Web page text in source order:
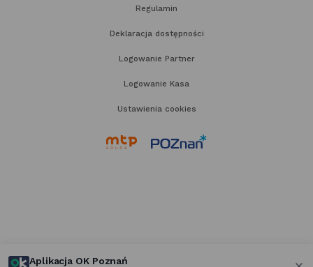
Regulamin
Deklaracja dostępności
Logowanie Partner
Logowanie Kasa
Ustawienia cookies
link
link
Aplikacja OK Poznań